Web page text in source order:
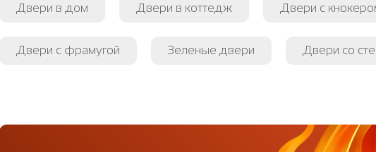
Двери в дом Двери в коттедж Двери с
Двери с фрамугой Зеленые двери Двери со